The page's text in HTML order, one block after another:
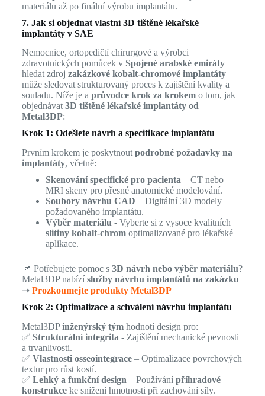
materiálu až po finální výrobu implantátu.
7. Jak si objednat vlastní 3D tištěné lékařské
implantáty v SAE
Nemocnice, ortopedičtí chirurgové a výrobci
zdravotnických pomůcek v Spojené arabské emiráty
hledat zdroj zakázkové kobalt-chromové implantáty
může sledovat strukturovaný proces k zajištění kvality a
souladu. Níže je a průvodce krok za krokemo tom, jak
objednávat 3D tištěné lékařské implantáty od
Metal3DP:
Krok 1: Odešlete návrh a specifikace implantátu
Prvním krokem je poskytnout podrobné požadavky na
implantáty, včetně:
Skenování specifické pro pacienta – CT nebo
MRI skeny pro přesné anatomické modelování.
Soubory návrhu CAD – Digitální 3D modely
požadovaného implantátu.
Výběr materiálu - Vyberte si z vysoce kvalitních
slitiny kobalt-chromoptimalizované pro lékařské
aplikace.
📌 Potřebujete pomoc s 3D návrh nebo výběr materiálu?
Metal3DP nabízí služby návrhu implantátů na zakázku
➝ Prozkoumejte produkty Metal3DP
Krok 2: Optimalizace a schválení návrhu implantátu
Metal3DPinženýrský týmhodnotí design pro:
✅ Strukturální integrita - Zajištění mechanické pevnosti
a trvanlivosti.
✅ Vlastnosti osseointegrace– Optimalizace povrchových
textur pro růst kostí.
✅ Lehký a funkční design – Používání příhradové
konstrukceke snížení hmotnosti při zachování síly.